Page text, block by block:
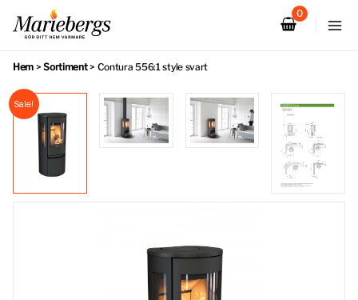
innehåll
Hem >Sortiment> Contura 556:1 style svart
Sale!